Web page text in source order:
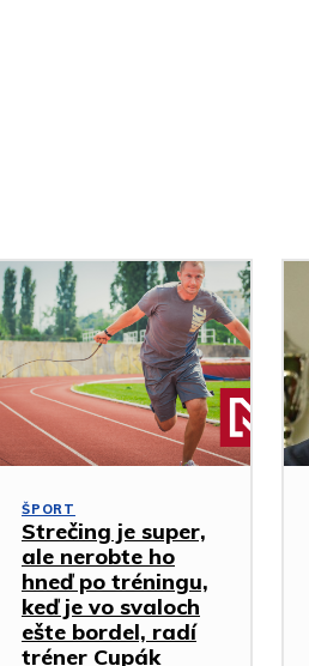
ŠPORT
Strečing je super,
ale nerobte ho
hneď po tréningu,
keď je vo svaloch
ešte bordel, radí
tréner Cupák